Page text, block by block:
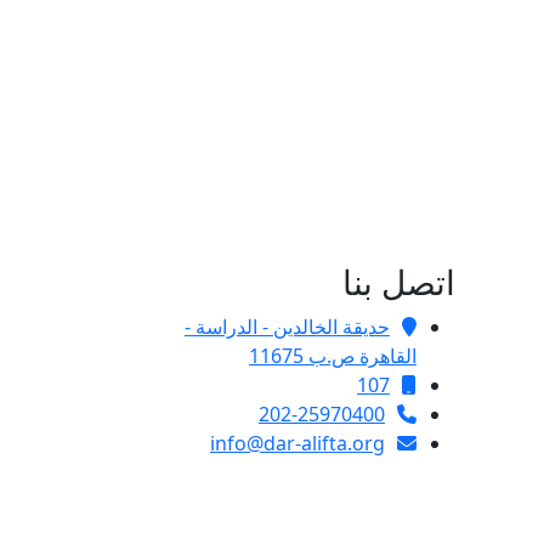
اتصل بنا
حديقة الخالدين - الدراسة -
القاهرة ص.ب 11675
107
202-25970400
info@dar-alifta.org